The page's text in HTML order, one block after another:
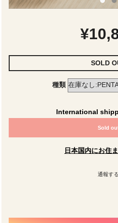
SOLD
種類
International
Sold
日本国内にお住
通報する